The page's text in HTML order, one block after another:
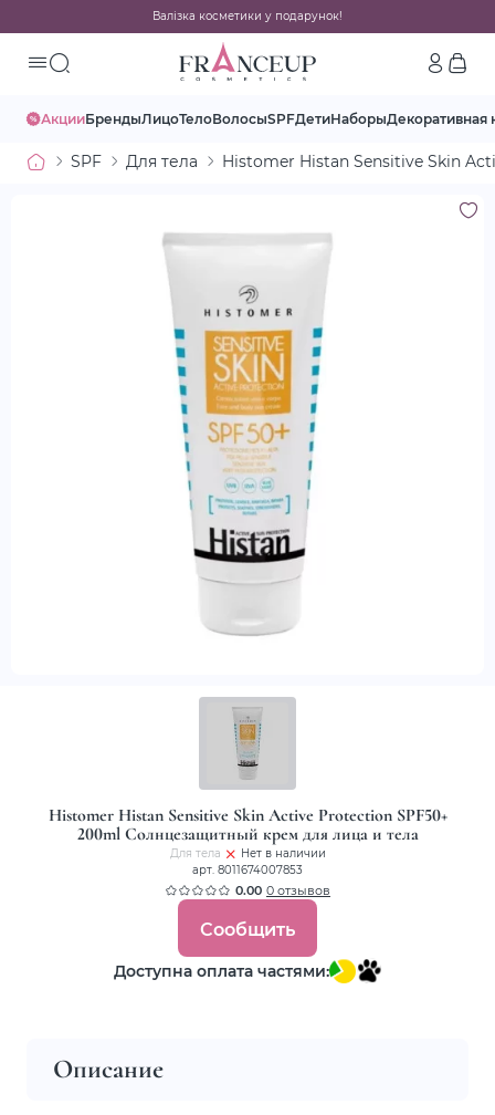
Валізка косметики у подарунок!
АкцииБрендыЛицоТелоВолосыSPFДетиНаборыДекоративная
SPF Для тела Histomer Histan Sensitive Skin
Histomer Histan Sensitive Skin Active Protection SPF50+
200ml Солнцезащитный крем для лица и тела
Для тела
Нет в наличии
арт. 8011674007853
0.00 0 отзывов
Сообщить
Доступна оплата частями:
Описание